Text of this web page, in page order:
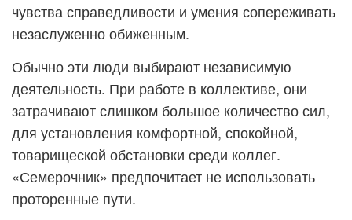
чувства справедливости и умения сопереживать
незаслуженно обиженным.
Обычно эти люди выбирают независимую
деятельность. При работе в коллективе, они
затрачивают слишком большое количество сил,
для установления комфортной, спокойной,
товарищеской обстановки среди коллег.
«Семерочник» предпочитает не использовать
проторенные пути.